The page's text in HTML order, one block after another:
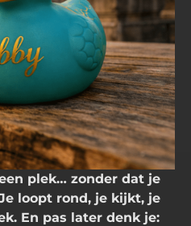
plek… zonder dat je
loopt rond, je kijkt, je
En pas later denk je: